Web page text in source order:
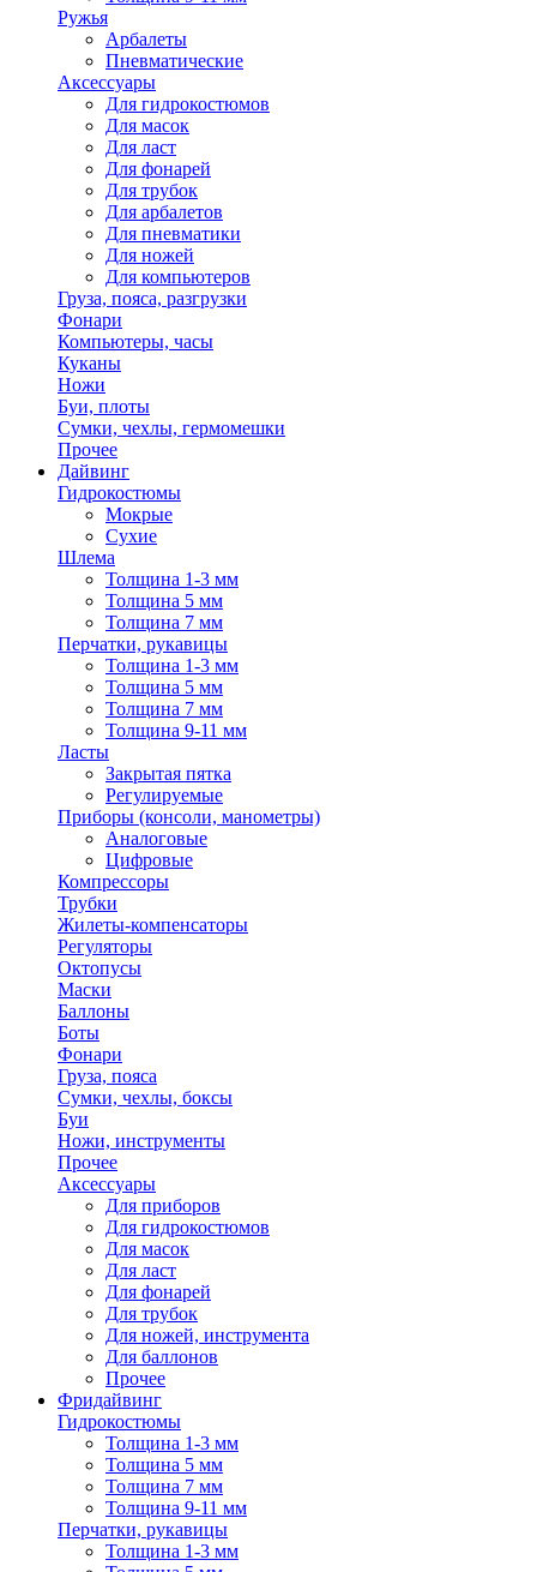
Ружья
Арбалеты
Пневматические
Аксессуары
Для гидрокостюмов
Для масок
Для ласт
Для фонарей
Для трубок
Для арбалетов
Для пневматики
Для ножей
Для компьютеров
Груза, пояса, разгрузки
Фонари
Компьютеры, часы
Куканы
Ножи
Буи, плоты
Сумки, чехлы, гермомешки
Прочее
Дайвинг
Гидрокостюмы
Мокрые
Сухие
Шлема
Толщина 1-3 мм
Толщина 5 мм
Толщина 7 мм
Перчатки, рукавицы
Толщина 1-3 мм
Толщина 5 мм
Толщина 7 мм
Толщина 9-11 мм
Ласты
Закрытая пятка
Регулируемые
Приборы (консоли, манометры)
Аналоговые
Цифровые
Компрессоры
Трубки
Жилеты-компенсаторы
Регуляторы
Октопусы
Маски
Баллоны
Боты
Фонари
Груза, пояса
Сумки, чехлы, боксы
Буи
Ножи, инструменты
Прочее
Аксессуары
Для приборов
Для гидрокостюмов
Для масок
Для ласт
Для фонарей
Для трубок
Для ножей, инструмента
Для баллонов
Прочее
Фридайвинг
Гидрокостюмы
Толщина 1-3 мм
Толщина 5 мм
Толщина 7 мм
Толщина 9-11 мм
Перчатки, рукавицы
Толщина 1-3 мм